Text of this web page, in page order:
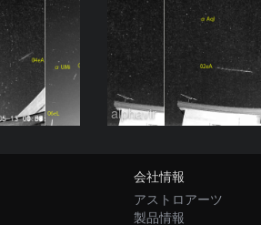
alphavir
会社情報
アストロアーツ
製品情報